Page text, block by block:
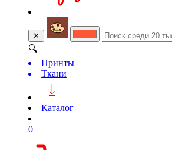
✕
🔍
Принты
Ткани
Каталог
0